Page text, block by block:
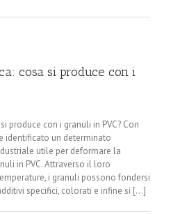
cosa si produce con i
produce con i granuli in PVC? Con
identificato un determinato
utile per deformare la
in PVC. Attraverso il loro
i granuli possono fondersi
specifici, colorati e infine si [...]